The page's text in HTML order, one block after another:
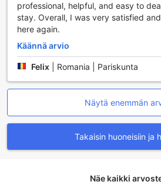
City Premiere Hotel Apartments -
suunniteltu tarjoamaan vierailleen
nauttia miellyttävästä sisäilmasta
Huoneissa on myös oma parveke tai
upea näkymä ympäröivään
voit käyttää kylpytakkeja ja nauttia
ja kaapelikanavia sekä
elokuvista. Huoneissa on myös
tarjolla ilmaisia pullovesiä,
professional, helpful, and easy to
stay. Overall, I was very satisfied
here again.
Käännä arvio
Felix Romania | Pariskunta
Näytä enemmän
Takaisin huoneisiin ja
Näe kaikki